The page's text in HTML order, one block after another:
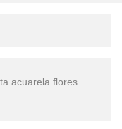
14 de Febrero
acuarela flores